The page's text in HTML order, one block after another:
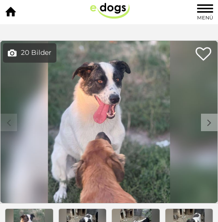

MENÜ
 20 Bilder 
c d